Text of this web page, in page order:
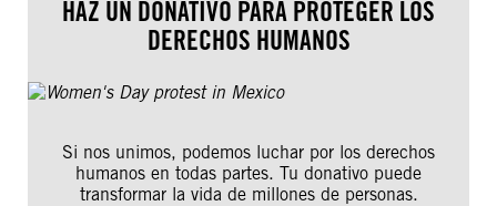
HAZ UN DONATIVO PARA PROTEGER LOS
DERECHOS HUMANOS
Si nos unimos, podemos luchar por los derechos
humanos en todas partes. Tu donativo puede
transformar la vida de millones de personas.